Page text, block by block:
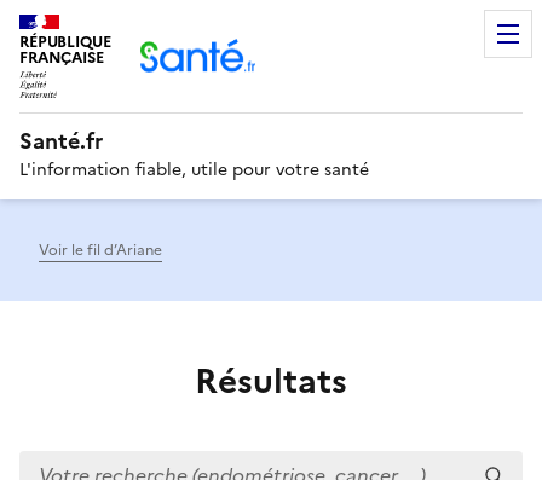
RÉPUBLIQUE
FRANÇAISE
Santé.fr
L'information fiable, utile pour votre santé
Voir le fil d’Ariane
Résultats
Votre recherche (endométriose, cancer, ...)